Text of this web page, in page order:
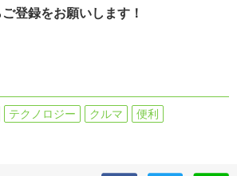
登録をお願いします！
テクノロジー クルマ
便利